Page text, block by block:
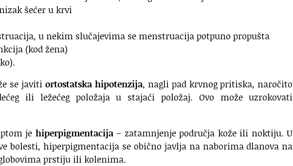
šećer u krvi
u nekim slučajevima se menstruacija potpuno propušta
(kod žena)
se javiti ortostatska hipotenzija, nagli pad krvnog pritiska, naročito
ili ležećeg položaja u stajaći položaj. Ovo može uzrokovati
je hiperpigmentacija– zatamnjenje područja kože ili noktiju. U
bolesti, hiperpigmentacija se obično javlja na naborima dlanova na
prstiju ili kolenima.